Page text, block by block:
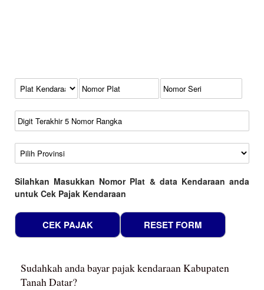
Kode Plat Kendaraan
No Plat
No Seri
No Rangka
Wilayah
Silahkan Masukkan Nomor Plat & data Kendaraan anda
untuk Cek Pajak Kendaraan
Sudahkah anda bayar pajak kendaraan Kabupaten
Tanah Datar?